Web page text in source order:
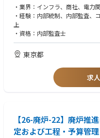
【業務内容】
・内部統制高度化プロジェクト
・コンプライアンス推進業務
・グループ会社の管理支援業務
・監査役監査支援業務（主とし
・J-SOX関連業務（主としてCLC）
■キャリアパス
リスク・ガバナンス総括部では
財経・リスクマネジメント人
す。
・業界：インフラ、商社、電力
・経験：内部統制、内部監査
上
・資格：内部監査士
東京都
求
【26-廃炉-22】廃炉推
定および工程・予算管理